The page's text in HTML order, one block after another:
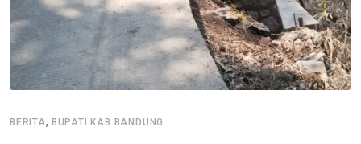
BERITA, BUPATI KAB BANDUNG